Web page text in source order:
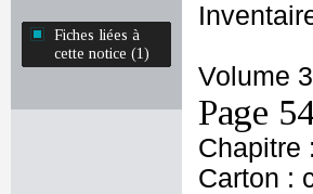
Fiches liées à
cette notice (1)
Volume 3
Page
Chapitre
Carton :